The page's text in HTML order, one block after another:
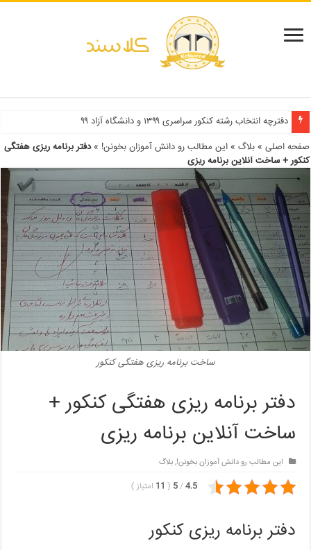
دفترچه انتخاب رشته کنکور سراسری ۱۳۹۹ و دانشگاه آزاد ۹۹
صفحه اصلی »بلاگ »این مطالب رو دانش آموزان بخونن! »دفتر برنامه ریزی هفتگی
کنکور + ساخت آنلاین برنامه ریزی
ساخت برنامه ریزی هفتگی کنکور
دفتر برنامه ریزی هفتگی کنکور +
ساخت آنلاین برنامه ریزی
این مطالب رو دانش آموزان بخونن!,بلاگ
4.5
/
5
(
11 امتیاز)
دفتر برنامه ریزی کنکور